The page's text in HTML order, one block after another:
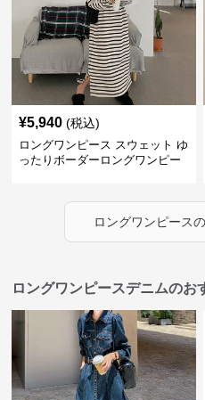
¥5,940 (税込)
ロングワンピース スウェット ゆ
ったりボーダーロングワンピー
ロングワンピースの
ロングワンピースデニムのお